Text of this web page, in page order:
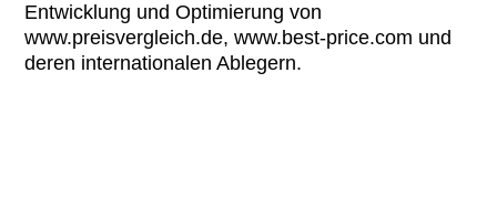
Entwicklung und Optimierung von
www.preisvergleich.de, www.best-price.com und
deren internationalen Ablegern.